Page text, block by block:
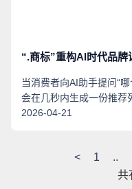
“.商标”重构AI时代品牌
当消费者向AI助手提问“
会在几秒内生成一份推荐
正品？哪些是仿冒者的陷
——正在成为品牌识别与
2026-04-21
< 1 ..
共